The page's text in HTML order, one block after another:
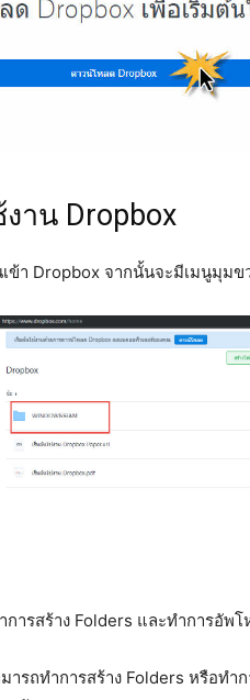
าน Dropbox
ข้า Dropbox จากนั้นจะมีเมนูมุมข
การสร้าง Folders และทำการอั
ารถทำการสร้าง Folders หรือท